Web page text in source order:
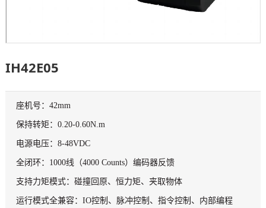
IH42E05
座机号：42mm
保持转矩：0.20-0.60N.m
电源电压：8-48VDC
全闭环：1000线（4000 Counts）编码器反馈
支持力矩模式：碰撞回原、恒力矩、夹取物体
运行模式全兼容：IO控制、脉冲控制、指令控制、内部编程